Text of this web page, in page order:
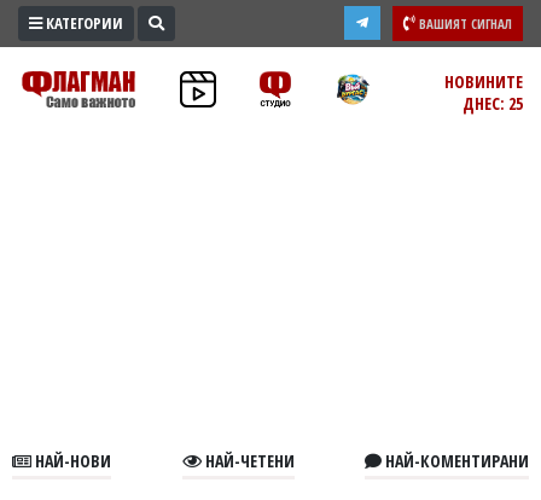
ПРОМО
ЗОНА
КАТЕГОРИИ ВАШИЯТ СИГНАЛ
НОВИНИТЕ
ДНЕС: 25
НАЙ-НОВИ НАЙ-ЧЕТЕНИ НАЙ-КОМЕНТИРАНИ